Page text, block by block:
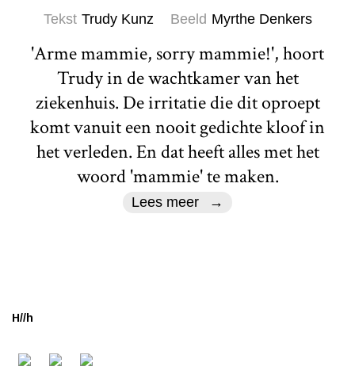
Tekst Trudy Kunz Beeld Myrthe Denkers
'Arme mammie, sorry mammie!', hoort
Trudy in de wachtkamer van het
ziekenhuis. De irritatie die dit oproept
komt vanuit een nooit gedichte kloof in
het verleden. En dat heeft alles met het
woord 'mammie' te maken.
Lees meer
H//h